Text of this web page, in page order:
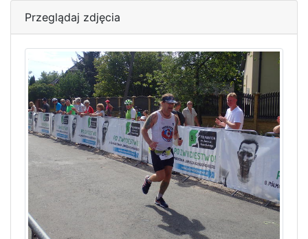
Przeglądaj zdjęcia